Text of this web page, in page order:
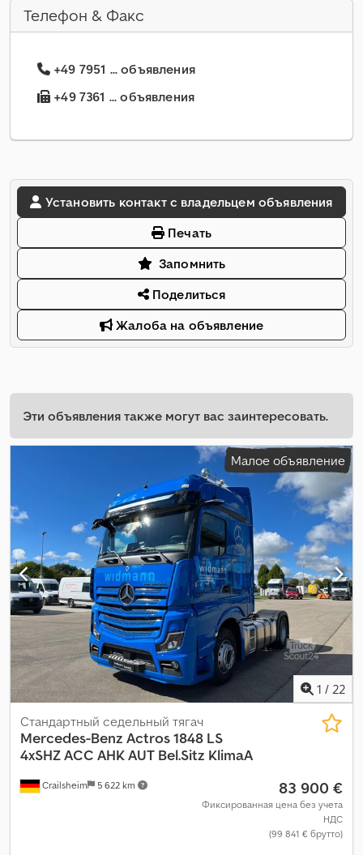
Телефон & Факс
+49 7951 ... объявления
+49 7361 ... объявления
Установить контакт с владельцем объявления
Печать
Запомнить
Поделиться
Жалоба на объявление
Эти объявления также могут вас заинтересовать.
Малое объявление
1 / 22
Crailsheim 5 622 km
Стандартный седельный тягач
Mercedes-Benz Actros 1848 LS
4xSHZ ACC AHK AUT Bel.Sitz KlimaA
83 900 €
Фиксированная цена без учета
НДС
(99 841 € брутто)